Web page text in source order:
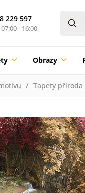
229 597
- 16:00
Obrazy
Tapety příroda